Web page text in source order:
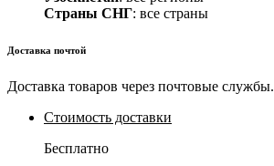
Страны СНГ: все страны
Доставка почтой
Доставка товаров через почтовые службы.
Стоимость доставки
Бесплатно